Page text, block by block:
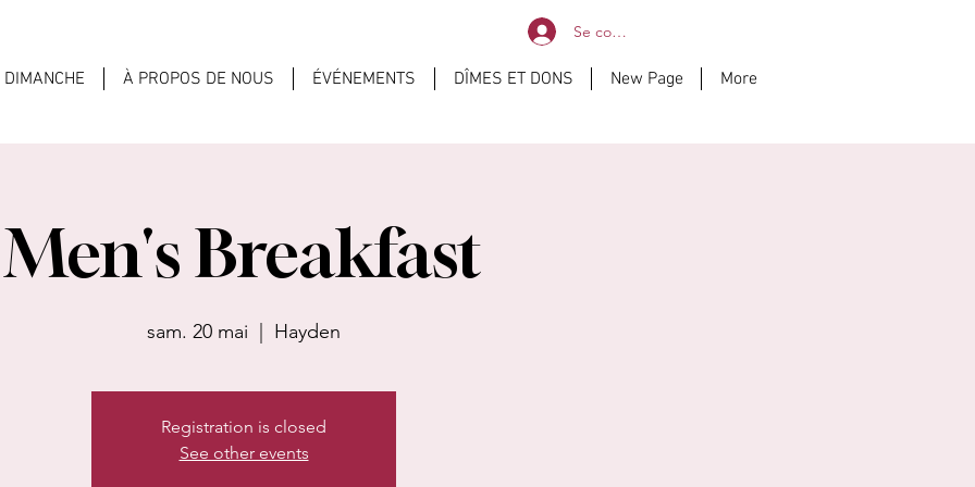
Se connecter
À PROPOS DE NOUS ÉVÉNEMENTS DÎMES ET DONS New Page More
Men's Breakfast
sam. 20 mai Hayden
Registration is closed
See other events